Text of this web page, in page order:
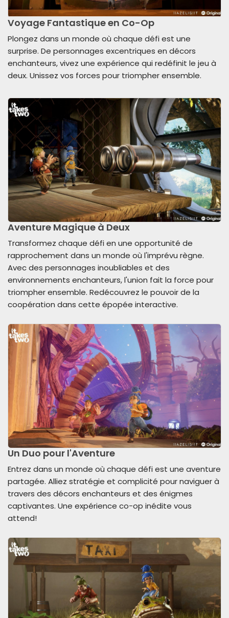
Voyage Fantastique en Co-Op
Plongez dans un monde où chaque défi est une
surprise. De personnages excentriques en décors
enchanteurs, vivez une expérience qui redéfinit le jeu à
deux. Unissez vos forces pour triompher ensemble.
Aventure Magique à Deux
Transformez chaque défi en une opportunité de
rapprochement dans un monde où l'imprévu règne.
Avec des personnages inoubliables et des
environnements enchanteurs, l'union fait la force pour
triompher ensemble. Redécouvrez le pouvoir de la
coopération dans cette épopée interactive.
Un Duo pour l'Aventure
Entrez dans un monde où chaque défi est une aventure
partagée. Alliez stratégie et complicité pour naviguer à
travers des décors enchanteurs et des énigmes
captivantes. Une expérience co-op inédite vous
attend!